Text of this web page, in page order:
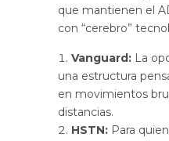
que mantienen el
con “cerebro”
Vanguard: La
una estructura
en movimientos
distancias.
HSTN: Para